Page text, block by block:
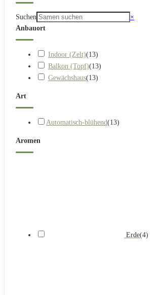
Suchen
×
Anbauort
Indoor (Zelt)(13)
Balkon (Topf)(13)
Gewächshaus(13)
Art
Automatisch-blühend(13)
Aromen
Erde(4)